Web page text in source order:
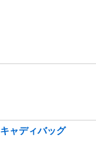
ャディバッグ